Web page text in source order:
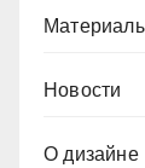
Новости
О дизайне